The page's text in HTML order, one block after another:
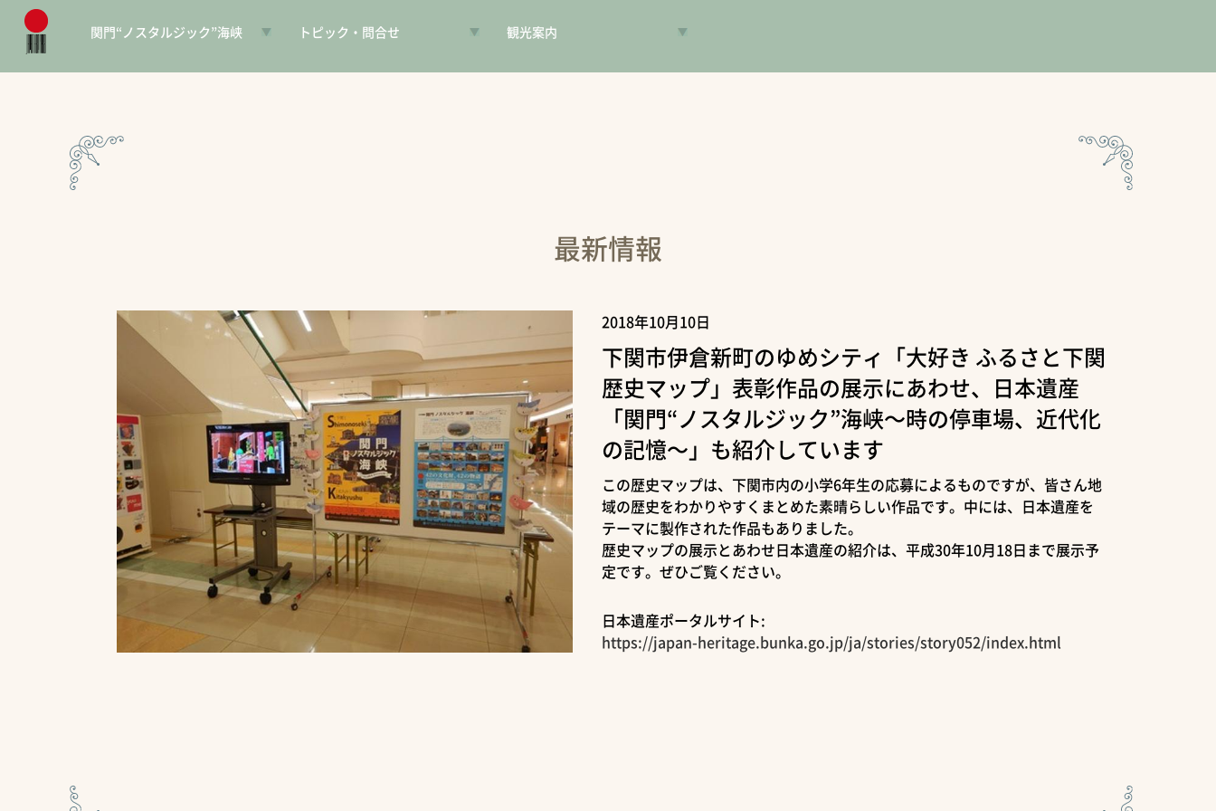
関門“ノスタルジック”海峡
日本遺産とは
トピック・問合せ
お知らせ
観光案内
VR昔旅
最新情報
2018年10月10日
下関市伊倉新町のゆめシティ「大好き ふるさと下関
歴史マップ」表彰作品の展示にあわせ、日本遺産
「関門“ノスタルジック”海峡～時の停車場、近代化
の記憶～」も紹介しています
この歴史マップは、下関市内の小学6年生の応募によるものですが、皆さん地
域の歴史をわかりやすくまとめた素晴らしい作品です。中には、日本遺産を
テーマに製作された作品もありました。
歴史マップの展示とあわせ日本遺産の紹介は、平成30年10月18日まで展示予
定です。ぜひご覧ください。
日本遺産ポータルサイト:
https://japan-heritage.bunka.go.jp/ja/stories/story052/index.html